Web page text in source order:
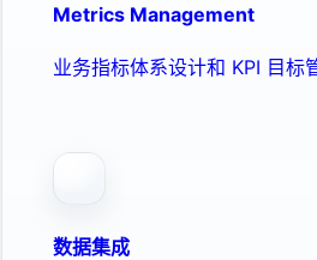
Metrics Management
业务指标体系设计和 KPI 目标
数据集成